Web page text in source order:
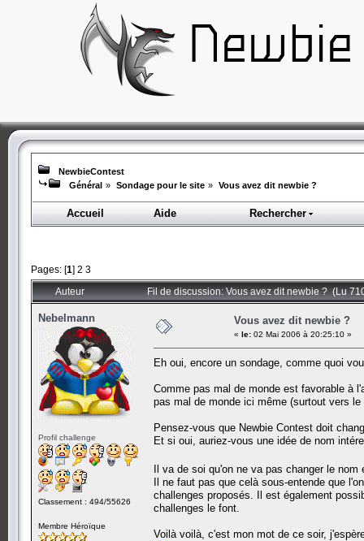
NewbieContest
Général » Sondage pour le site » Vous avez dit newbie ?
Accueil Aide Rechercher
Pages: [1] 2 3
Auteur Fil de discussion: Vous avez dit newbie ? (Lu
Nebelmann
Profil challenge
Classement : 494/55626
Membre Héroïque
Vous avez dit newbie ?
« le: 02 Mai 2006 à 20:25:10 »
Eh oui, encore un sondage, comme quoi
Comme pas mal de monde est favorable à
pas mal de monde ici même (surtout vers
Pensez-vous que Newbie Contest doit
Et si oui, auriez-vous une idée de nom
Il va de soi qu'on ne va pas changer le
Il ne faut pas que celà sous-entende que
challenges proposés. Il est également
challenges le font.
Voilà voilà, c'est mon mot de ce soir,